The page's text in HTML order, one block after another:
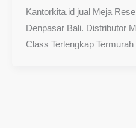
Kantorkita.id jual Meja
Denpasar Bali. Distributor
Class Terlengkap